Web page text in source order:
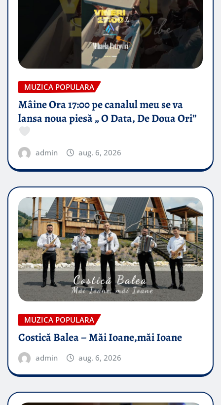
MUZICA POPULARA
Mâine Ora 17:00 pe canalul meu se va
lansa noua piesă „ O Data, De Doua Ori”
admin aug. 6, 2026
MUZICA POPULARA
Costică Balea – Măi Ioane,măi Ioane
admin aug. 6, 2026